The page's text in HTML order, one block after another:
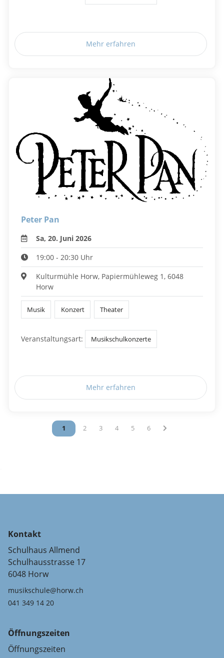
Mehr erfahren
Peter Pan
Sa, 20. Juni 2026
19:00 - 20:30 Uhr
Kulturmühle Horw, Papiermühleweg 1, 6048
Horw
Musik Konzert Theater
Veranstaltungsart: Musikschulkonzerte
Mehr erfahren
Vous êtes sur la page
1 Vous êtes sur la page
2 Vous êtes sur la page
3 Vous êtes sur la page
4 Vous êtes sur la page
5 Vous êtes sur la page
6
Kontakt
Schulhaus Allmend
Schulhausstrasse 17
6048 Horw
musikschule@horw.ch
041 349 14 20
Öffnungszeiten
Öffnungszeiten